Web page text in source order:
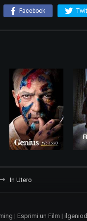
Facebook
In Utero
| Esprimi un Film |